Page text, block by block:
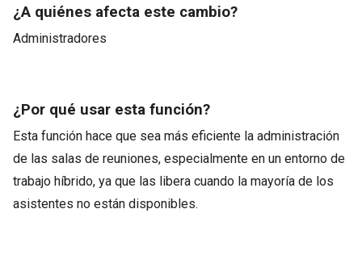
¿A quiénes afecta este cambio?
Administradores
¿Por qué usar esta función?
Esta función hace que sea más eficiente la administración
de las salas de reuniones, especialmente en un entorno de
trabajo híbrido, ya que las libera cuando la mayoría de los
asistentes no están disponibles.